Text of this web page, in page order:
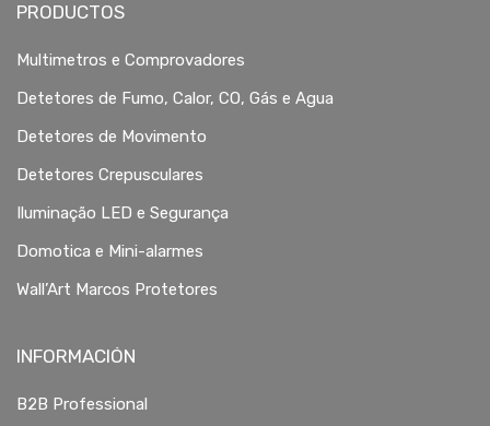
PRODUCTOS
Multimetros e Comprovadores
Detetores de Fumo, Calor, CO, Gás e Agua
Detetores de Movimento
Detetores Crepusculares
Iluminação LED e Segurança
Domotica e Mini-alarmes
Wall’Art Marcos Protetores
INFORMACIÓN
B2B Professional